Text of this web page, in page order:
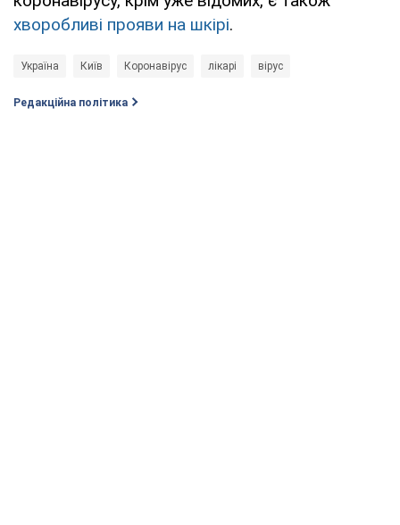
хворобливі прояви на шкірі.
Україна Київ Коронавірус лікарі вірус
Редакційна політика